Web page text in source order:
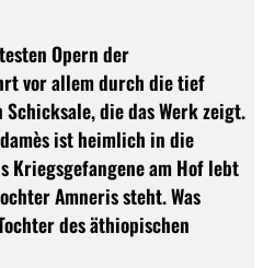
Opern der
vor allem durch die tief
die das Werk zeigt.
ist heimlich in die
Kriegsgefangene am Hof lebt
Amneris steht. Was
des äthiopischen